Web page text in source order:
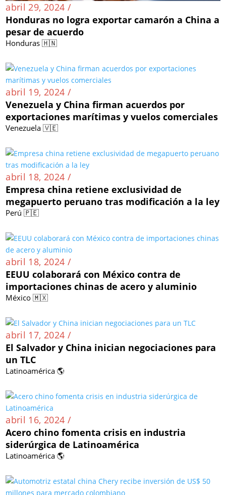
abril 29, 2024 /
Honduras no logra exportar camarón a China a
pesar de acuerdo
Honduras 🇭🇳
abril 19, 2024 /
Venezuela y China firman acuerdos por
exportaciones marítimas y vuelos comerciales
Venezuela 🇻🇪
abril 18, 2024 /
Empresa china retiene exclusividad de
megapuerto peruano tras modificación a la ley
Perú 🇵🇪
abril 18, 2024 /
EEUU colaborará con México contra de
importaciones chinas de acero y aluminio
México 🇲🇽
abril 17, 2024 /
El Salvador y China inician negociaciones para
un TLC
Latinoamérica 🌎
abril 16, 2024 /
Acero chino fomenta crisis en industria
siderúrgica de Latinoamérica
Latinoamérica 🌎